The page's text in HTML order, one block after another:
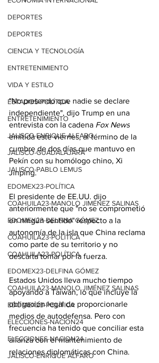
DEPORTES
DEPORTES
CIENCIA Y TECNOLOGÍA
ENTRETENIMIENTO
VIDA Y ESTILO
ESTADOS-POLÍTICA
ENTRETENIMIENTO
JALISCO-ENRIQUE ALFARO
JALISCO-GUADALAJARA
JALISCO-PABLO LEMUS
EDOMEX23-POLÍTICA
COAHUILA23-MANOLO JIMÉNEZ SALINAS
EDOMEX23-DELFINA GÓMEZ
COAHUILA23-POLÍTICA
COAHUILA23-POLÍTICA
EDOMEX23-DELFINA GÓMEZ
COAHUILA23-MANOLO JIMÉNEZ SALINAS
EDOMEX23-POLÍTICA
ELECCIONES-NACION24
ELECCIONES-NACION24
JALISCO-ENRIQUE ALFARO
"No pretendo que nadie se declare
independiente", dijo Trump en una
entrevista con la cadena Fox News
emitida este viernes, al término de la
cumbre de dos días que mantuvo en
Pekín con su homólogo chino, Xi
Jinping.
El presidente de EE.UU. dijo
anteriormente que "no se comprometió
en ningún sentido" respecto a la
autonomía de la isla que China reclama
como parte de su territorio y no
descarta tomar por la fuerza.
Estados Unidos lleva mucho tiempo
apoyando a Taiwán, lo que incluye la
obligación legal de proporcionarle
medios de autodefensa. Pero con
frecuencia ha tenido que conciliar esta
alianza con el mantenimiento de
relaciones diplomáticas con China.